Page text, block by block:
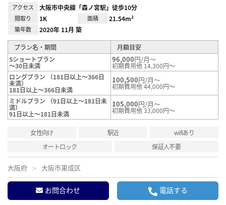
アクセス 大阪市中央線「森ノ宮駅」徒歩10分
間取り 1K 面積 21.54m²
築年数 2020年 11月 築
プラン名・期間
月額目安
Sショートプラン
～30日未満
96,000円/月～
初期費用他 14,300円～
ロングプラン （181日以上～366日
未満）
181日以上～366日未満
100,500円/月～
初期費用他 44,000円～
ミドルプラン （91日以上～181日未
満）
91日以上～181日未満
105,000円/月～
初期費用他 33,000円～
女性向け 駅近
wifiあり
オートロック
保証人不要
大阪府 大阪市東成区
お問合わせ 電話する